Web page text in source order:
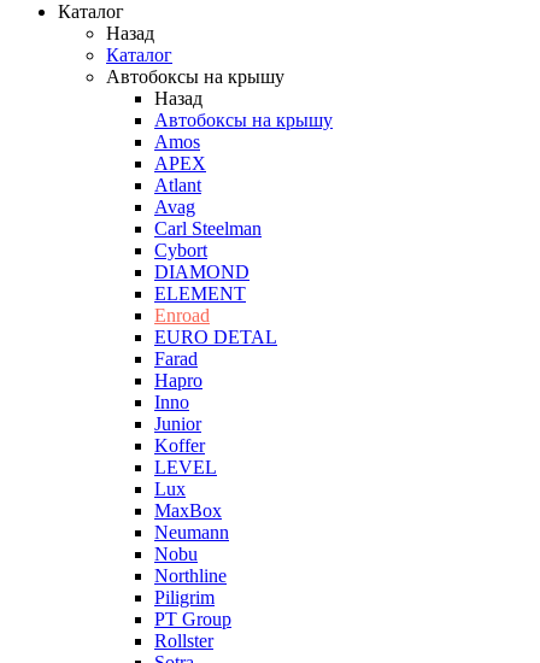
Каталог
Назад
Каталог
Автобоксы на крышу
Назад
Автобоксы на крышу
Amos
APEX
Atlant
Avag
Carl Steelman
Cybort
DIAMOND
ELEMENT
Enroad
EURO DETAL
Farad
Hapro
Inno
Junior
Koffer
LEVEL
Lux
MaxBox
Neumann
Nobu
Northline
Piligrim
PT Group
Rollster